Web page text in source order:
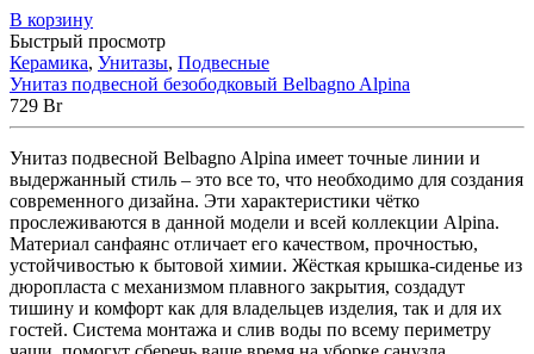
В корзину
Быстрый просмотр
Керамика, Унитазы, Подвесные
Унитаз подвесной безободковый Belbagno Alpina
729 Br
Унитаз подвесной Belbagno Alpina имеет точные линии и
выдержанный стиль – это все то, что необходимо для создания
современного дизайна. Эти характеристики чётко
прослеживаются в данной модели и всей коллекции Alpina.
Материал санфаянс отличает его качеством, прочностью,
устойчивостью к бытовой химии. Жёсткая крышка-сиденье из
дюропласта с механизмом плавного закрытия, создадут
тишину и комфорт как для владельцев изделия, так и для их
гостей. Система монтажа и слив воды по всему периметру